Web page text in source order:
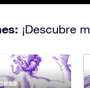
¡Descubre